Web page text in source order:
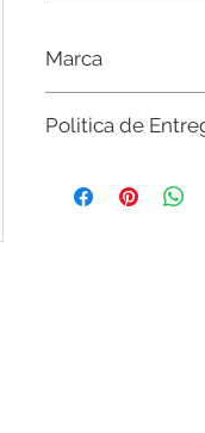
Marca
Politica de
existencias del